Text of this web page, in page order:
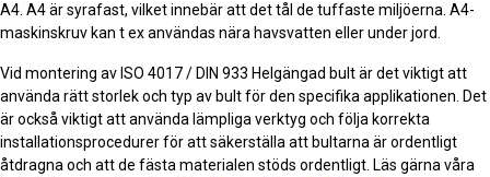
A4. A4 är syrafast, vilket innebär att det tål de tuffaste miljöerna. A4-
maskinskruv kan t ex användas nära havsvatten eller under jord.
Vid montering av ISO 4017 / DIN 933 Helgängad bult är det viktigt att
använda rätt storlek och typ av bult för den specifika applikationen. Det
är också viktigt att använda lämpliga verktyg och följa korrekta
installationsprocedurer för att säkerställa att bultarna är ordentligt
åtdragna och att de fästa materialen stöds ordentligt. Läs gärna våra